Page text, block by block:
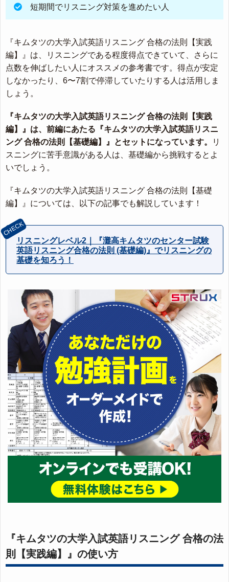
短期間でリスニング対策を進めたい人
『キムタツの大学入試英語リスニング 合格の法則【実践
編】』は、リスニングである程度得点できていて、さらに
点数を伸ばしたい人にオススメの参考書です。得点が安定
しなかったり、6〜7割で停滞していたりする人は活用しま
しょう。
『キムタツの大学入試英語リスニング 合格の法則【実践
編】』は、前編にあたる『キムタツの大学入試英語リスニ
ング 合格の法則【基礎編】』とセットになっています。
リ
スニングに苦手意識がある人は、基礎編から挑戦するとよ
いでしょう。
『キムタツの大学入試英語リスニング 合格の法則【基礎
編】』については、以下の記事でも解説しています！
リスニングレベル2｜『灘高キムタツのセンター試験
英語リスニング合格の法則 (基礎編)』でリスニングの
基礎を知ろう！
『キムタツの大学入試英語リスニング 合格の法
則【実践編】』の使い方